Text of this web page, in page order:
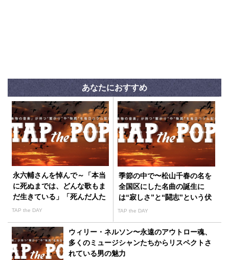
あなたにおすすめ
永六輔さんを悼んで～「本当
に死ぬまでは、どんな歌もま
だ生きている」「死んだ人た
ちも、人の記憶の中では生き
TAP the DAY
季節の中で〜松山千春の名を
全国区にした名曲の誕生に
は“寂しさ”と“闘志”という伏
線があった
TAP the DAY
ウィリー・ネルソン〜永遠のアウトロー魂、
多くのミュージシャンたちからリスペクトさ
れている男の魅力